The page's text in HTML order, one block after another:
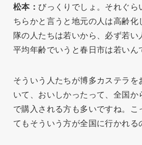
松本： びっくりでしょ。それぐ
ちらかと言うと地元の人は高齢
隊の人たちは若いから、必ず若
平均年齢でいうと春日市は若いん
そういう人たちが博多カステラ
いて、おいしかったって、全国
で購入される方も多いですね。
てもそういう方が全国に行かれる